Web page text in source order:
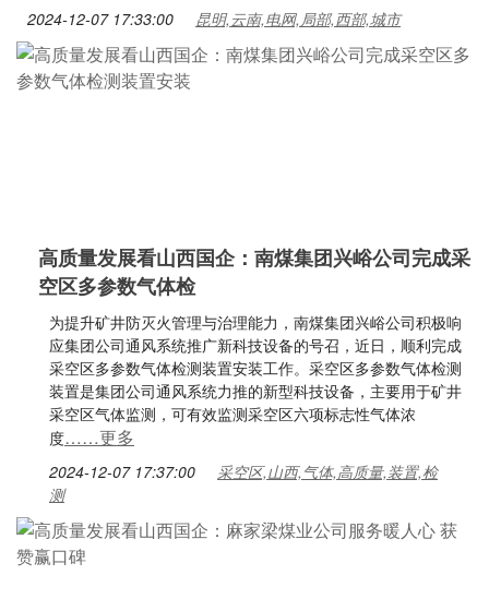
2024-12-07 17:33:00 昆明,云南,电网,局部,西部,城市
高质量发展看山西国企：南煤集团兴峪公司完成采
空区多参数气体检
为提升矿井防灭火管理与治理能力，南煤集团兴峪公司积极响
应集团公司通风系统推广新科技设备的号召，近日，顺利完成
采空区多参数气体检测装置安装工作。采空区多参数气体检测
装置是集团公司通风系统力推的新型科技设备，主要用于矿井
采空区气体监测，可有效监测采空区六项标志性气体浓
度……更多
2024-12-07 17:37:00
采空区,山西,气体,高质量,装置,检
测